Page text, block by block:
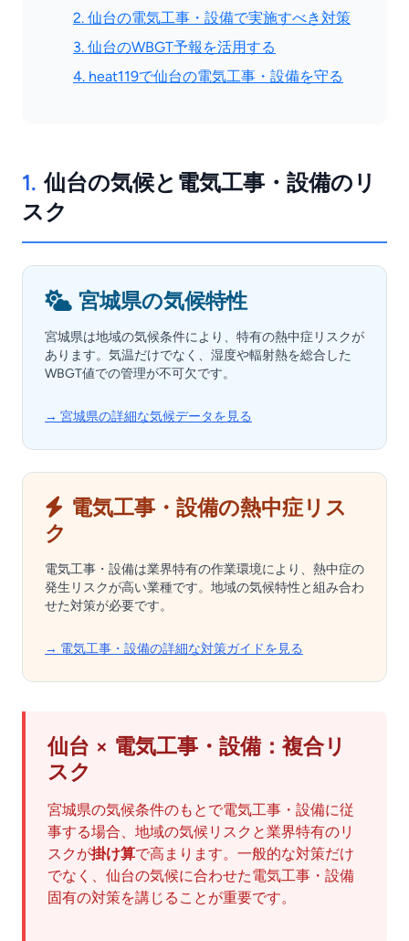
2. 仙台の電気工事・設備で実施すべき対策
3. 仙台のWBGT予報を活用する
4. heat119で仙台の電気工事・設備を守る
1. 仙台の気候と電気工事・設備のリ
スク
宮城県の気候特性
宮城県は地域の気候条件により、特有の熱中症リスクが
あります。気温だけでなく、湿度や輻射熱を総合した
WBGT値での管理が不可欠です。
→ 宮城県の詳細な気候データを見る
電気工事・設備の熱中症リス
ク
電気工事・設備は業界特有の作業環境により、熱中症の
発生リスクが高い業種です。地域の気候特性と組み合わ
せた対策が必要です。
→ 電気工事・設備の詳細な対策ガイドを見る
仙台 × 電気工事・設備：複合リ
スク
宮城県の気候条件のもとで電気工事・設備に従
事する場合、地域の気候リスクと業界特有のリ
スクが掛け算で高まります。一般的な対策だけ
でなく、仙台の気候に合わせた電気工事・設備
固有の対策を講じることが重要です。